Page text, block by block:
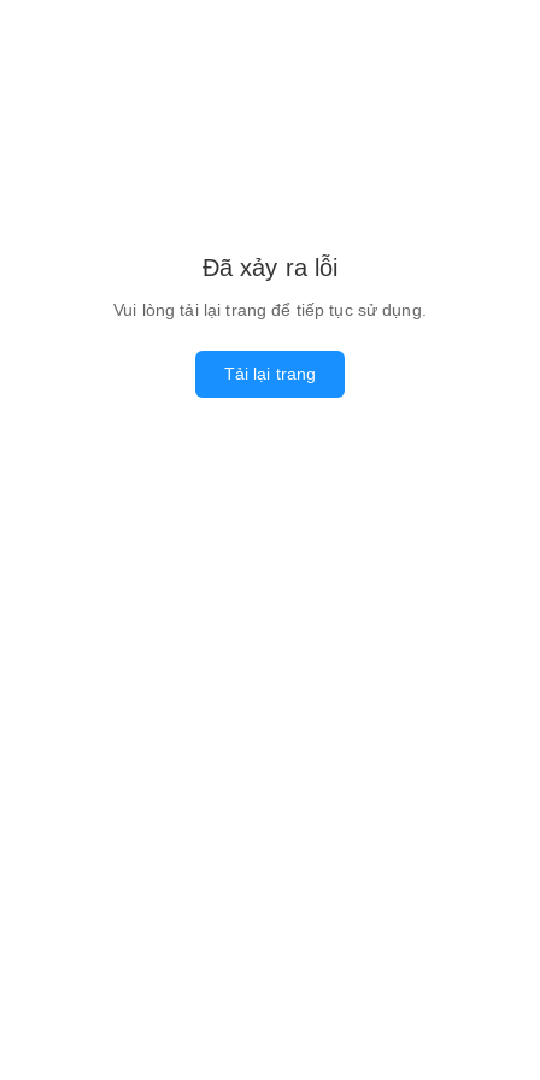
Đã xảy ra lỗi
Vui lòng tải lại trang để tiếp tục sử dụng.
Tải lại trang